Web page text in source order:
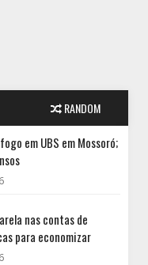
RANDOM
em UBS em Mossoró;
nas contas de
para economizar